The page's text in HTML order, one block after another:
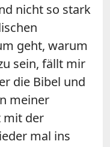
nicht so stark
geht, warum
sein, fällt mir
die Bibel und
meiner
mit der
mal ins